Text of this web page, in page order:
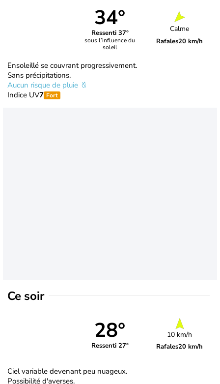
34°
Ressenti 37°
sous l’influence du
soleil
Calme
Rafales20 km/h
Ensoleillé se couvrant progressivement.
Sans précipitations.
Aucun risque de pluie
Indice UV7 Fort
Ce soir
28°
Ressenti 27°
10 km/h
Rafales20 km/h
Ciel variable devenant peu nuageux.
Possibilité d'averses.